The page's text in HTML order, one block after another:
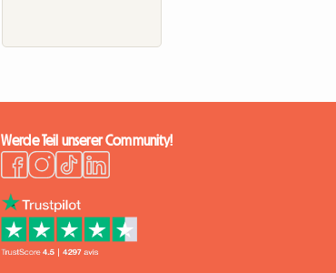
Werde Teil unserer Community!